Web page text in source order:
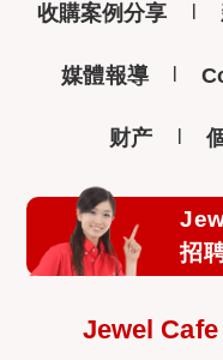
收購案例分享
媒體報導
财产
招
Jewel